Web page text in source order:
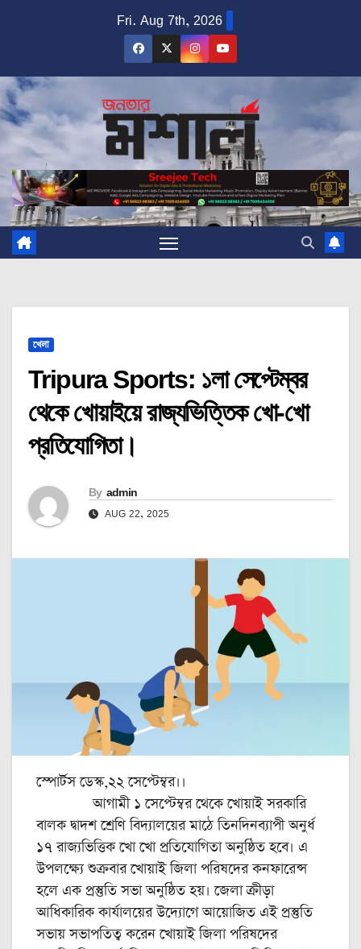
Fri. Aug 7th, 2026
খেলা
Tripura Sports: ১লা সেপ্টেম্বর
থেকে খোয়াইয়ে রাজ্যভিত্তিক খো-খো
প্রতিযোগিতা।
By admin
AUG 22, 2025
স্পোর্টস ডেস্ক,২২ সেপ্টেম্বর।।
আগামী ১ সেপ্টেম্বর থেকে খোয়াই সরকারি
বালক দ্বাদশ শ্রেণি বিদ্যালয়ের মাঠে তিনদিনব্যাপী অনুর্ধ
১৭ রাজ্যভিত্তিক খো খো প্রতিযোগিতা অনুষ্ঠিত হবে। এ
উপলক্ষ্যে শুক্রবার খোয়াই জিলা পরিষদের কনফারেন্স
হলে এক প্রস্তুতি সভা অনুষ্ঠিত হয়। জেলা ক্রীড়া
আধিকারিক কার্যালয়ের উদ্যোগে আয়োজিত এই প্রস্তুতি
সভায় সভাপতিত্ব করেন খোয়াই জিলা পরিষদের